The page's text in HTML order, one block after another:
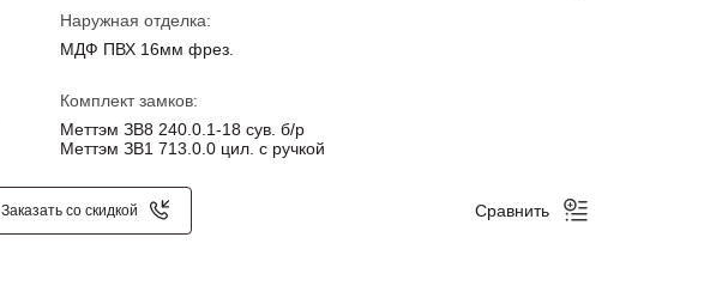
Наружная отделка:
МДФ ПВХ 16мм фрез.
Комплект замков:
Меттэм ЗВ8 240.0.1-18 сув. б/р
Меттэм ЗВ1 713.0.0 цил. с ручкой
Заказать со скидкой Сравнить